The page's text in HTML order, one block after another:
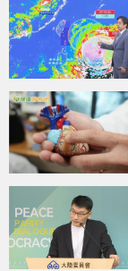
{PLAYICON}